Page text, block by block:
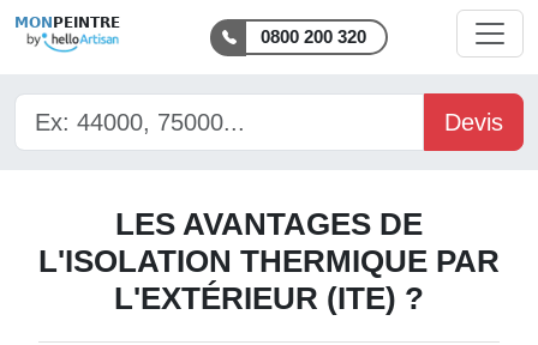
MON PEINTRE
0800 200 320
Devis
LES AVANTAGES DE
L'ISOLATION THERMIQUE PAR
L'EXTÉRIEUR (ITE) ?